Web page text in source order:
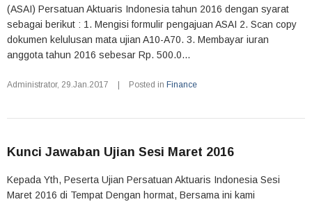
(ASAI) Persatuan Aktuaris Indonesia tahun 2016 dengan syarat
sebagai berikut : 1. Mengisi formulir pengajuan ASAI 2. Scan copy
dokumen kelulusan mata ujian A10-A70. 3. Membayar iuran
anggota tahun 2016 sebesar Rp. 500.0...
Administrator, 29.Jan.2017 Posted in Finance
Kunci Jawaban Ujian Sesi Maret 2016
Kepada Yth, Peserta Ujian Persatuan Aktuaris Indonesia Sesi
Maret 2016 di Tempat Dengan hormat, Bersama ini kami